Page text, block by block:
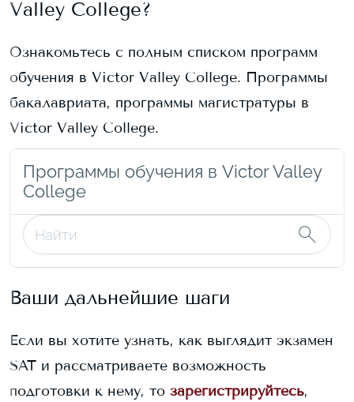
Valley College?
Ознакомьтесь с полным списком программ
обучения в Victor Valley College. Программы
бакалавриата, программы магистратуры в
Victor Valley College.
Программы обучения в Victor Valley
College
Ваши дальнейшие шаги
Если вы хотите узнать, как выглядит экзамен
SAT и рассматриваете возможность
подготовки к нему, то зарегистрируйтесь,